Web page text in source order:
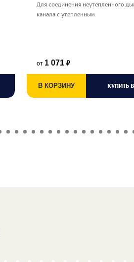
Для соединения неутепленного
канала с утепленным
от 1 071 ₽
В КОРЗИНУ КУПИТЬ